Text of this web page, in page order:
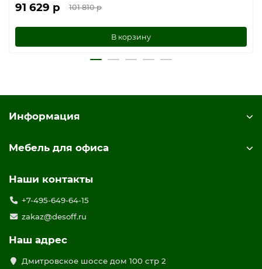
91 629 р 101 810 р
В корзину
Информация
Мебель для офиса
Наши контакты
+7-495-649-64-15
zakaz@desoff.ru
Наш адрес
Дмитровское шоссе дом 100 стр 2